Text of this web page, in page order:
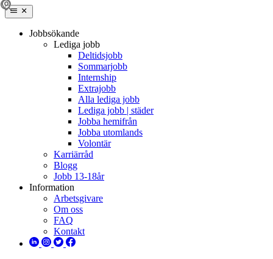
Jobbsökande
Lediga jobb
Deltidsjobb
Sommarjobb
Internship
Extrajobb
Alla lediga jobb
Lediga jobb | städer
Jobba hemifrån
Jobba utomlands
Volontär
Karriärråd
Blogg
Jobb 13-18år
Information
Arbetsgivare
Om oss
FAQ
Kontakt